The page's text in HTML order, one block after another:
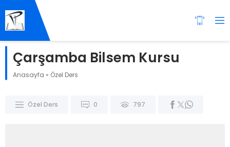
Çarşamba Bilsem Kursu
Anasayfa » Özel Ders
Özel Ders 0 797